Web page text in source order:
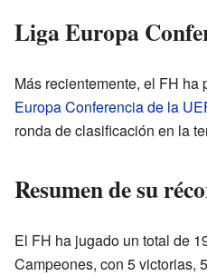
Liga Europa
Más recientemente, el FH ha
Europa Conferencia de la
ronda de clasificación en la
Resumen de su
El FH ha jugado un total de
Campeones, con 5 victorias,